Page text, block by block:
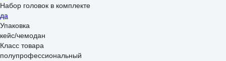
Набор головок в комплекте
да
Упаковка
кейс/чемодан
Класс товара
полупрофессиональный